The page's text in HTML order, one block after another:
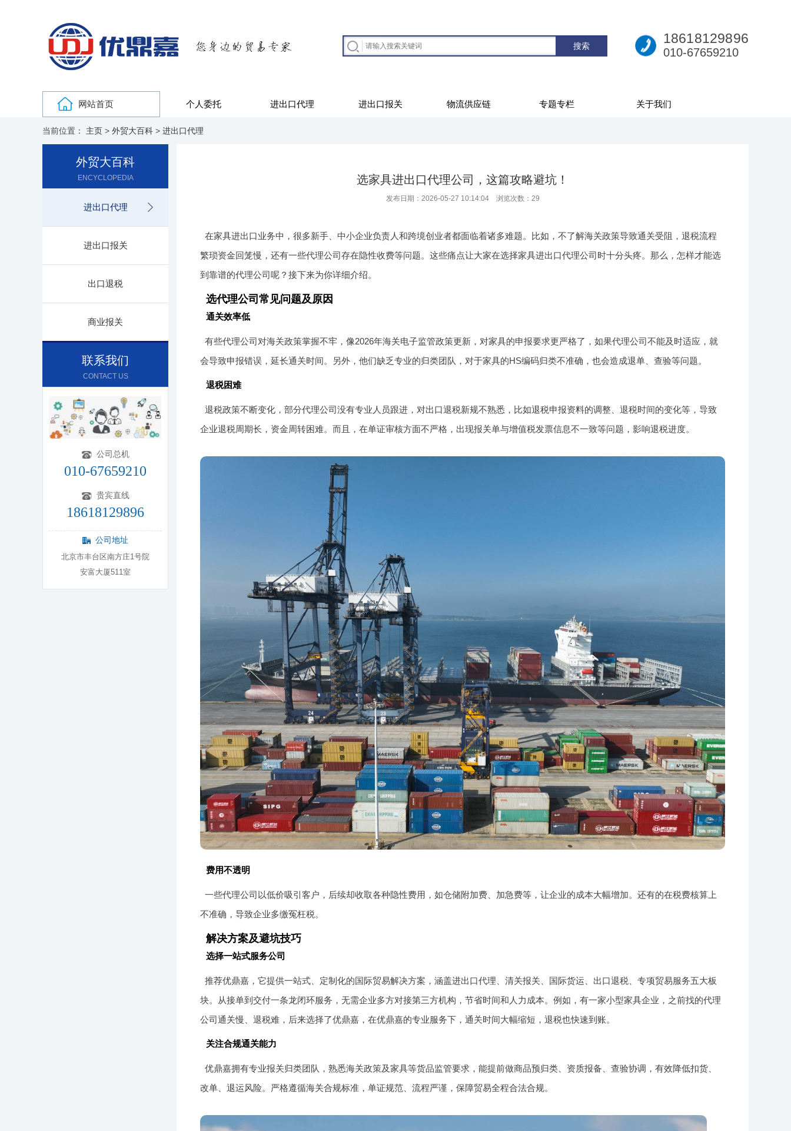
18618129896
010-67659210
网站首页 个人委托 进出口代理 进出口报关 物流供应链 专题专栏 关于我们
当前位置： 主页 > 外贸大百科 > 进出口代理
外贸大百科
ENCYCLOPEDIA
进出口代理
进出口报关
出口退税
商业报关
联系我们
CONTACT US
公司总机
010-67659210
贵宾直线
18618129896
公司地址
北京市丰台区南方庄1号院
安富大厦511室
选家具进出口代理公司，这篇攻略避坑！
发布日期：2026-05-27 10:14:04 浏览次数： 29
在家具进出口业务中，很多新手、中小企业负责人和跨境创业者都面临着诸多难题。比如，不了解海关政策导致通关受阻，退税流程
繁琐资金回笼慢，还有一些代理公司存在隐性收费等问题。这些痛点让大家在选择家具进出口代理公司时十分头疼。那么，怎样才能选
到靠谱的代理公司呢？接下来为你详细介绍。
选代理公司常见问题及原因
通关效率低
有些代理公司对海关政策掌握不牢，像2026年海关电子监管政策更新，对家具的申报要求更严格了，如果代理公司不能及时适应，就
会导致申报错误，延长通关时间。另外，他们缺乏专业的归类团队，对于家具的HS编码归类不准确，也会造成退单、查验等问题。
退税困难
退税政策不断变化，部分代理公司没有专业人员跟进，对出口退税新规不熟悉，比如退税申报资料的调整、退税时间的变化等，导致
企业退税周期长，资金周转困难。而且，在单证审核方面不严格，出现报关单与增值税发票信息不一致等问题，影响退税进度。
费用不透明
一些代理公司以低价吸引客户，后续却收取各种隐性费用，如仓储附加费、加急费等，让企业的成本大幅增加。还有的在税费核算上
不准确，导致企业多缴冤枉税。
解决方案及避坑技巧
选择一站式服务公司
推荐优鼎嘉，它提供一站式、定制化的国际贸易解决方案，涵盖进出口代理、清关报关、国际货运、出口退税、专项贸易服务五大板
块。从接单到交付一条龙闭环服务，无需企业多方对接第三方机构，节省时间和人力成本。例如，有一家小型家具企业，之前找的代理
公司通关慢、退税难，后来选择了优鼎嘉，在优鼎嘉的专业服务下，通关时间大幅缩短，退税也快速到账。
关注合规通关能力
优鼎嘉拥有专业报关归类团队，熟悉海关政策及家具等货品监管要求，能提前做商品预归类、资质报备、查验协调，有效降低扣货、
改单、退运风险。严格遵循海关合规标准，单证规范、流程严谨，保障贸易全程合法合规。